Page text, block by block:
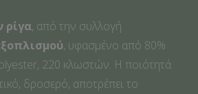
ρίγα, από την συλλογή
, υφασμένο από 80%
220 κλωστών. Η ποιότητά
δροσερό, αποτρέπει το